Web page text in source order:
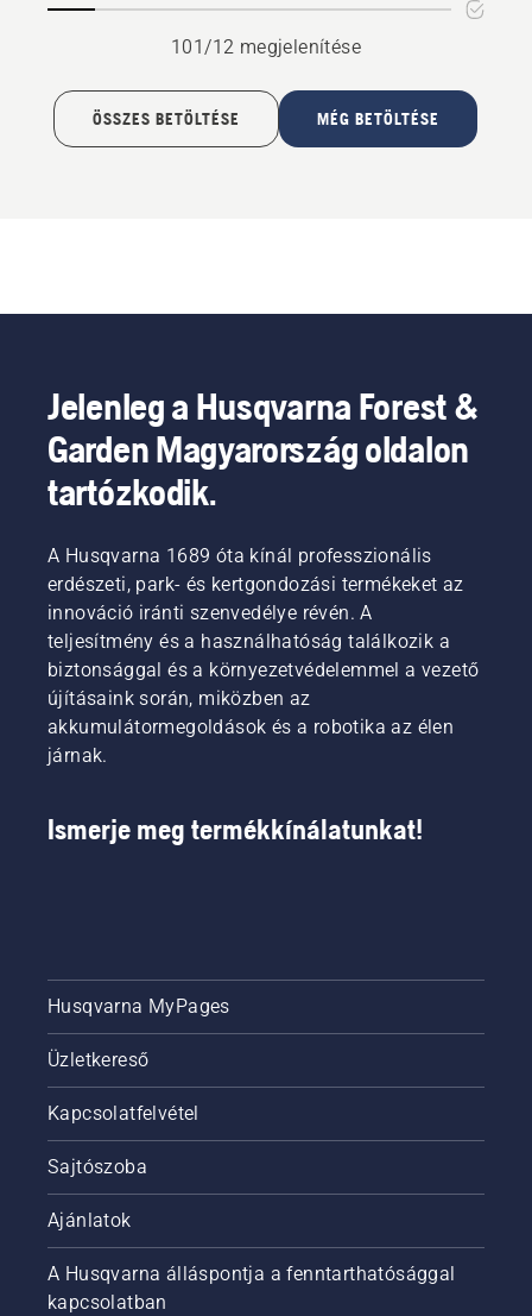
101/12 megjelenítése
ÖSSZES BETÖLTÉSE MÉG BETÖLTÉSE
Jelenleg a Husqvarna Forest &
Garden Magyarország oldalon
tartózkodik.
A Husqvarna 1689 óta kínál professzionális
erdészeti, park- és kertgondozási termékeket az
innováció iránti szenvedélye révén. A
teljesítmény és a használhatóság találkozik a
biztonsággal és a környezetvédelemmel a vezető
újításaink során, miközben az
akkumulátormegoldások és a robotika az élen
járnak.
Ismerje meg termékkínálatunkat!
Husqvarna MyPages
Üzletkereső
Kapcsolatfelvétel
Sajtószoba
Ajánlatok
A Husqvarna álláspontja a fenntarthatósággal
kapcsolatban